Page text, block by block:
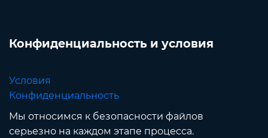
Конфиденциальность и условия
Условия
Конфиденциальность
Мы относимся к безопасности файлов
серьезно на каждом этапе процесса.